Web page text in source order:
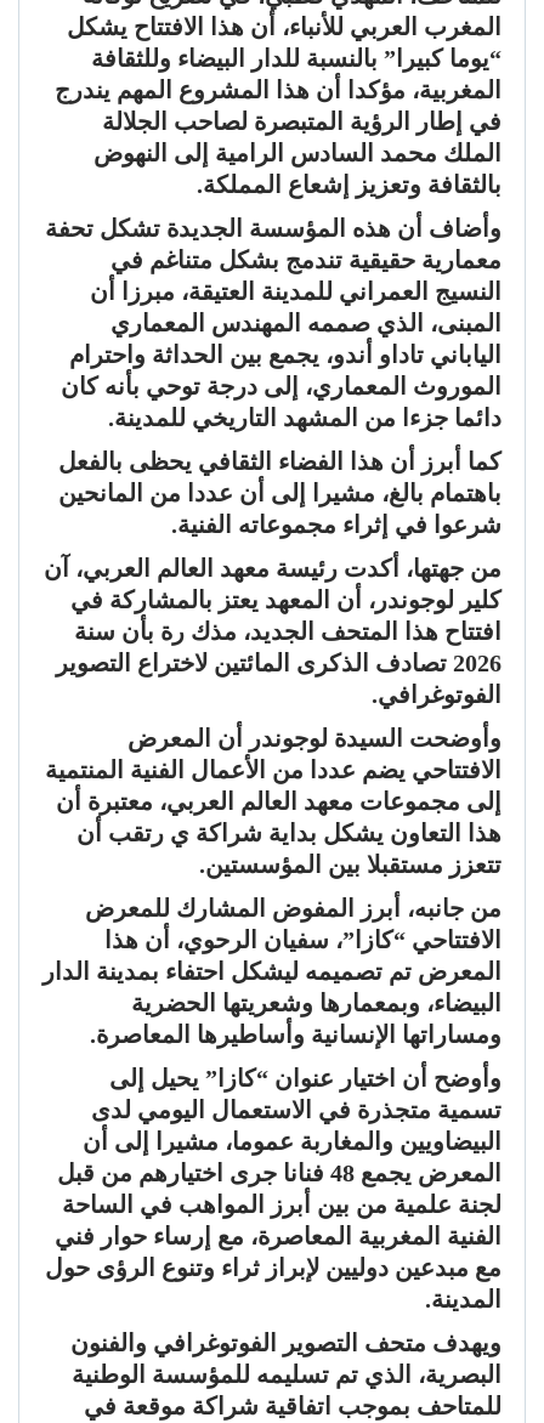
المغرب العربي للأنباء، أن هذا الافتتاح يشكل
“يوما كبيرا” بالنسبة للدار البيضاء وللثقافة
المغربية، مؤكدا أن هذا المشروع المهم يندرج
في إطار الرؤية المتبصرة لصاحب الجلالة
الملك محمد السادس الرامية إلى النهوض
بالثقافة وتعزيز إشعاع المملكة.
وأضاف أن هذه المؤسسة الجديدة تشكل تحفة
معمارية حقيقية تندمج بشكل متناغم في
النسيج العمراني للمدينة العتيقة، مبرزا أن
المبنى، الذي صممه المهندس المعماري
الياباني تاداو أندو، يجمع بين الحداثة واحترام
الموروث المعماري، إلى درجة توحي بأنه كان
دائما جزءا من المشهد التاريخي للمدينة.
كما أبرز أن هذا الفضاء الثقافي يحظى بالفعل
باهتمام بالغ، مشيرا إلى أن عددا من المانحين
شرعوا في إثراء مجموعاته الفنية.
من جهتها، أكدت رئيسة معهد العالم العربي، آن
كلير لوجوندر، أن المعهد يعتز بالمشاركة في
افتتاح هذا المتحف الجديد، مذك رة بأن سنة
2026 تصادف الذكرى المائتين لاختراع التصوير
الفوتوغرافي.
وأوضحت السيدة لوجوندر أن المعرض
الافتتاحي يضم عددا من الأعمال الفنية المنتمية
إلى مجموعات معهد العالم العربي، معتبرة أن
هذا التعاون يشكل بداية شراكة ي رتقب أن
تتعزز مستقبلا بين المؤسستين.
من جانبه، أبرز المفوض المشارك للمعرض
الافتتاحي “كازا”، سفيان الرحوي، أن هذا
المعرض تم تصميمه ليشكل احتفاء بمدينة الدار
البيضاء، وبمعمارها وشعريتها الحضرية
ومساراتها الإنسانية وأساطيرها المعاصرة.
وأوضح أن اختيار عنوان “كازا” يحيل إلى
تسمية متجذرة في الاستعمال اليومي لدى
البيضاويين والمغاربة عموما، مشيرا إلى أن
المعرض يجمع 48 فنانا جرى اختيارهم من قبل
لجنة علمية من بين أبرز المواهب في الساحة
الفنية المغربية المعاصرة، مع إرساء حوار فني
مع مبدعين دوليين لإبراز ثراء وتنوع الرؤى حول
المدينة.
ويهدف متحف التصوير الفوتوغرافي والفنون
البصرية، الذي تم تسليمه للمؤسسة الوطنية
للمتاحف بموجب اتفاقية شراكة موقعة في